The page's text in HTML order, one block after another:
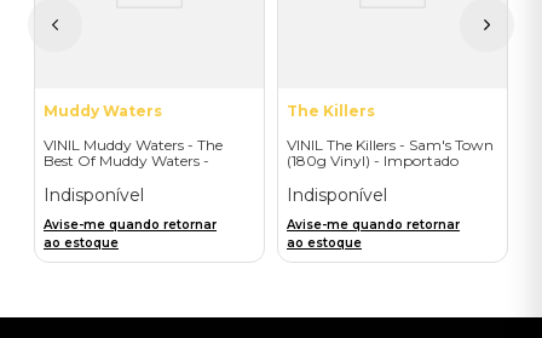
Muddy Waters
VINIL Muddy Waters - The
Best Of Muddy Waters -
Indisponível
Avise-me quando retornar
ao estoque
The Killers
VINIL The Killers - Sam's Town
(180g Vinyl) - Importado
Indisponível
Avise-me quando retornar
ao estoque